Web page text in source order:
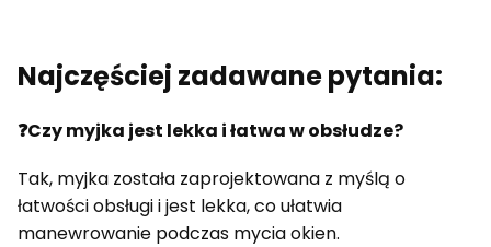
Najczęściej zadawane pytania:
❓Czy myjka jest lekka i łatwa w obsłudze?
Tak, myjka została zaprojektowana z myślą o
łatwości obsługi i jest lekka, co ułatwia
manewrowanie podczas mycia okien.